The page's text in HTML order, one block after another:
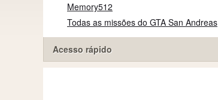
Memory512
Todas as missões do GTA San Andreas
Acesso rápido